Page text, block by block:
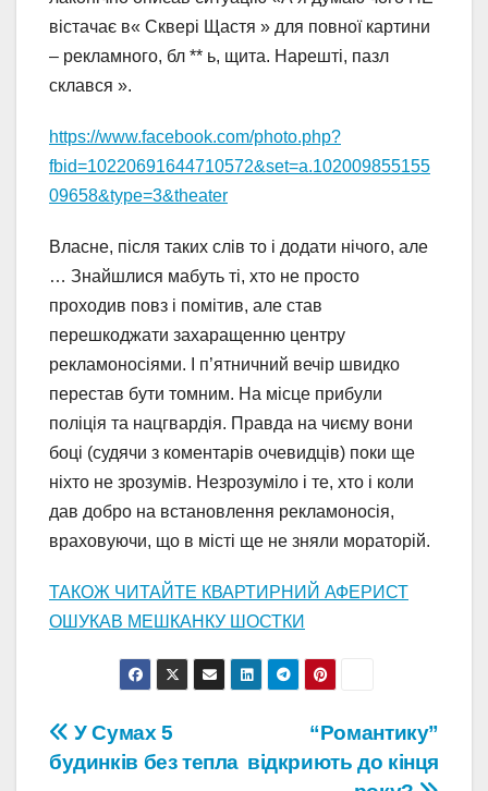
вістачає в« Сквері Щастя » для повної картини
– рекламного, бл ** ь, щита. Нарешті, пазл
склався ».
https://www.facebook.com/photo.php?
fbid=10220691644710572&set=a.102009855155
09658&type=3&theater
Власне, після таких слів то і додати нічого, але
… Знайшлися мабуть ті, хто не просто
проходив повз і помітив, але став
перешкоджати захаращенню центру
рекламоносіями. І п’ятничний вечір швидко
перестав бути томним. На місце прибули
поліція та нацгвардія. Правда на чиєму вони
боці (судячи з коментарів очевидців) поки ще
ніхто не зрозумів. Незрозуміло і те, хто і коли
дав добро на встановлення рекламоносія,
враховуючи, що в місті ще не зняли мораторій.
ТАКОЖ ЧИТАЙТЕ КВАРТИРНИЙ АФЕРИСТ
ОШУКАВ МЕШКАНКУ ШОСТКИ
Навігація
“Романтику”
відкриють до кінця
У Сумах 5
будинків без тепла